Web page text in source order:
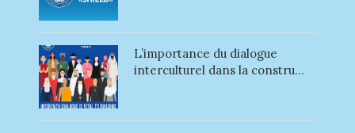
L’importance du dialogue
interculturel dans la constru...